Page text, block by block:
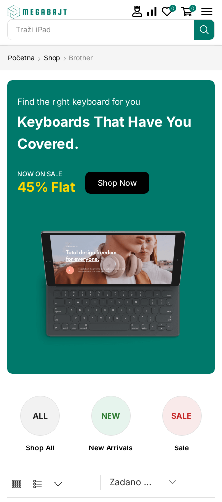
Traži iPad
0 0
Početna Shop Brother
Find the right keyboard for you
Keyboards That Have You
Covered.
NOW ON SALE
45% Flat Shop Now
ALL
Shop All
NEW
New Arrivals
SALE
Sale